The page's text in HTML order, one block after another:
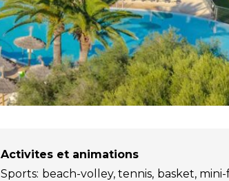
Activites et animations
Sports: beach-volley, tennis, basket,